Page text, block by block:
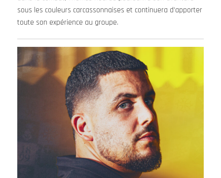
sous les couleurs carcassonnaises et continuera d’apporter
toute son expérience au groupe.